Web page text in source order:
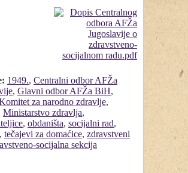
1949., Centralni odbor AFŽa
, Glavni odbor AFŽa BiH,
za narodno zdravlje,
Ministarstvo zdravlja,
, obdaništa, socijalni rad,
, tečajevi za domaćice, zdravstveni
socijalna sekcija